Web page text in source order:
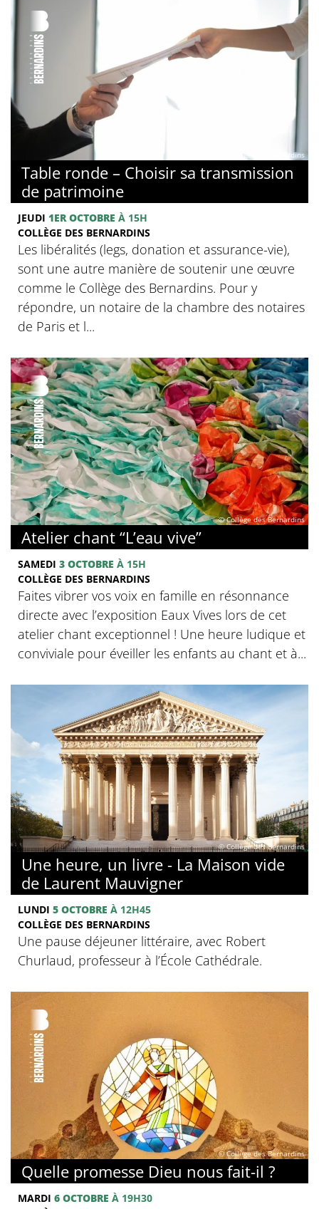
© Collège des Bernardins
Table ronde – Choisir sa transmission
de patrimoine
JEUDI 1ER OCTOBRE À 15H
COLLÈGE DES BERNARDINS
Les libéralités (legs, donation et assurance-vie),
sont une autre manière de soutenir une œuvre
comme le Collège des Bernardins. Pour y
répondre, un notaire de la chambre des notaires
de Paris et l...
© Collège des Bernardins
Atelier chant “L’eau vive”
SAMEDI 3 OCTOBRE À 15H
COLLÈGE DES BERNARDINS
Faites vibrer vos voix en famille en résonnance
directe avec l’exposition Eaux Vives lors de cet
atelier chant exceptionnel ! Une heure ludique et
conviviale pour éveiller les enfants au chant et à...
© Collège des Bernardins
Une heure, un livre - La Maison vide
de Laurent Mauvigner
LUNDI 5 OCTOBRE À 12H45
COLLÈGE DES BERNARDINS
Une pause déjeuner littéraire, avec Robert
Churlaud, professeur à l’École Cathédrale.
© Collège des Bernardins
Quelle promesse Dieu nous fait-il ?
MARDI 6 OCTOBRE À 19H30